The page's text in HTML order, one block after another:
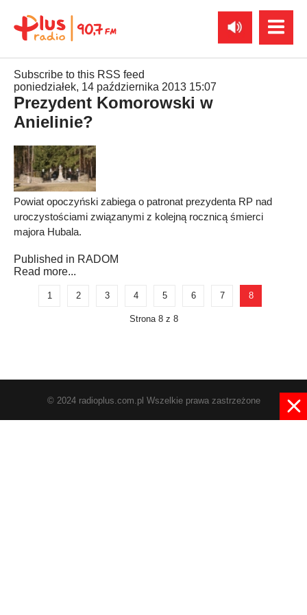
Subscribe to this RSS feed
poniedziałek, 14 października 2013 15:07
Prezydent Komorowski w
Anielinie?
Powiat opoczyński zabiega o patronat prezydenta RP nad
uroczystościami związanymi z kolejną rocznicą śmierci
majora Hubala.
Published in RADOM
Read more...
1 2 3 4 5 6 7 8
Strona 8 z 8
© 2024 radioplus.com.pl Wszelkie prawa zastrzeżone